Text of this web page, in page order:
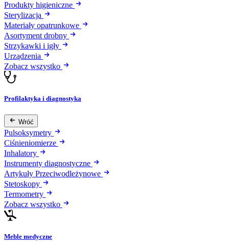
Produkty higieniczne
Sterylizacja
Materiały opatrunkowe
Asortyment drobny
Strzykawki i igły
Urządzenia
Zobacz wszystko
Profilaktyka i diagnostyka
Wróć
Pulsoksymetry
Ciśnieniomierze
Inhalatory
Instrumenty diagnostyczne
Artykuły Przeciwodleżynowe
Stetoskopy
Termometry
Zobacz wszystko
Meble medyczne